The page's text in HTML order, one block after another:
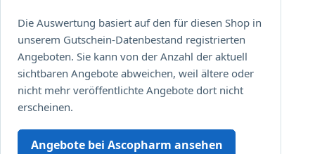
Die Auswertung basiert auf den für diesen Shop in
unserem Gutschein-Datenbestand registrierten
Angeboten. Sie kann von der Anzahl der aktuell
sichtbaren Angebote abweichen, weil ältere oder
nicht mehr veröffentlichte Angebote dort nicht
erscheinen.
Angebote bei Ascopharm ansehen